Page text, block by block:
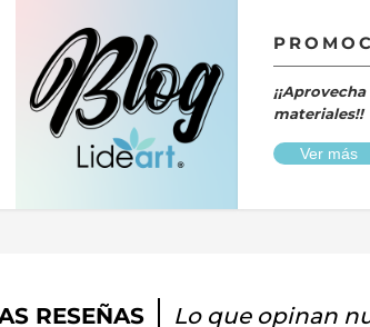
materiales!!
Ver más
RESEÑAS Lo que opinan